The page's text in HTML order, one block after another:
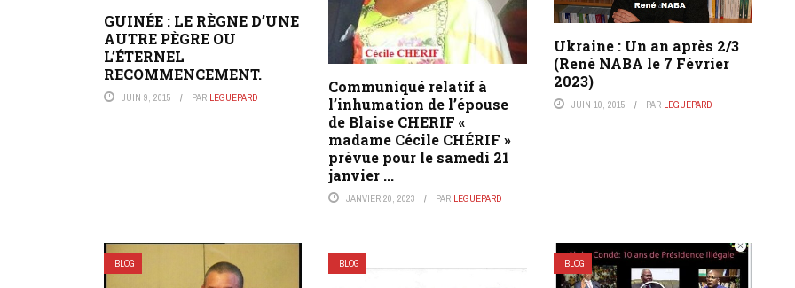
GUINÉE : LE RÈGNE D’UNE
AUTRE PÈGRE OU
L’ÉTERNEL
RECOMMENCEMENT.
JUIN 9, 2015 PAR LEGUEPARD
Communiqué relatif à
l’inhumation de l’épouse
de Blaise CHERIF «
madame Cécile CHÉRIF »
prévue pour le samedi 21
janvier ...
JANVIER 20, 2023 PAR LEGUEPARD
Ukraine : Un an après 2/3
(René NABA le 7 Février
2023)
JUIN 10, 2015 PAR LEGUEPARD
BLOG BLOG BLOG